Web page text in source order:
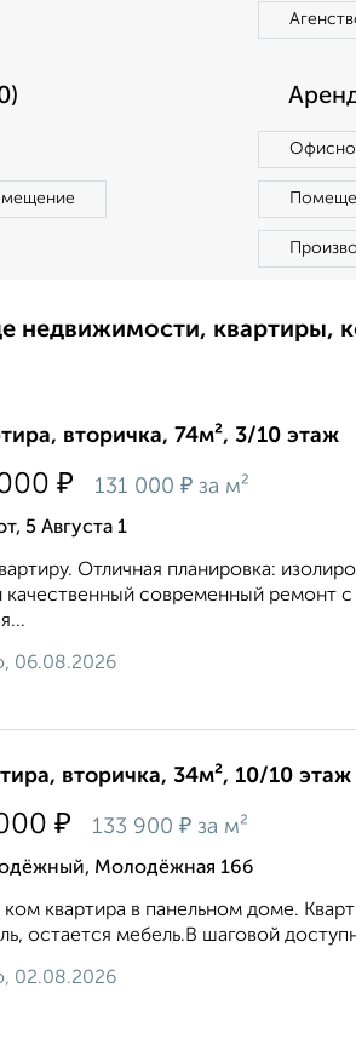
недвижимости,
вторичка, 74м², 3/10 этаж
₽ 131 000 ₽ за м²
5 Августа 1
Отличная планировка:
современный ремонт
06.08.2026
вторичка, 34м², 10/10 этаж
₽ 133 900 ₽ за м²
Молодёжная 16б
ком квартира в панельном доме.
остается мебель.В шаговой
02.08.2026